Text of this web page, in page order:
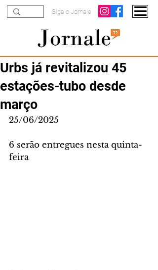
Siga o Jornale
Urbs já revitalizou 45
estações-tubo desde
março
25/06/2025
6 serão entregues nesta quinta-
feira